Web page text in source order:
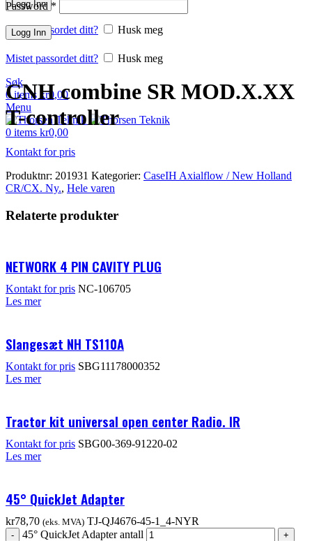
Logg Inn
Mistet passordet ditt? Husk meg
Password *
Logg Inn
Mistet passordet ditt?
Husk meg
Søk
0items kr0,00
Menu
0 items kr0,00
Klikk for å forstørre
CNH combine SR MOD.X.XX
T-controller
Kontakt for pris
Produktnr: 201931 Kategorier: CaseIH Axialflow / New Holland
CR/CX. Ny., Hele varen
Relaterte produkter
NETWORK 4 PIN CAVITY PLUG
Kontakt for pris NC-106705
Les mer
Slangesæt NH TS110A
Kontakt for pris SBG11178000352
Les mer
Tractor kit universal open center Radio. IR
Kontakt for pris SBG00-369-91220-02
Les mer
45° QuickJet Adapter
kr78,70 (eks. MVA) TJ-QJ4676-45-1_4-NYR
45° QuickJet Adapter antall